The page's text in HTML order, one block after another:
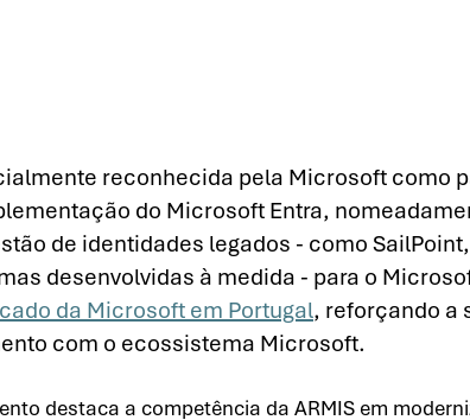
reconhecida pela Microsoft como
do Microsoft Entra,
de identidades legados - como
desenvolvidas à medida - para o
da Microsoft em Portugal, reforçando a
com o ecossistema Microsoft.
destaca a competência da ARMIS em